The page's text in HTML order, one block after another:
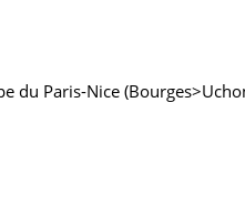
du Paris-Nice